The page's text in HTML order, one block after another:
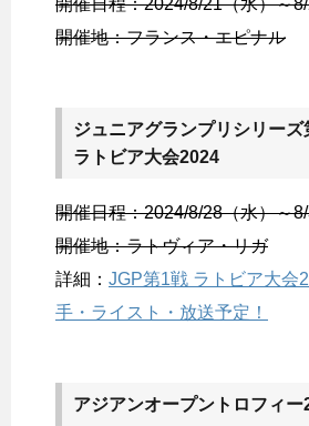
開催日程：2024/8/21（水）～
開催地：フランス・エピナル
ジュニアグランプリシリーズ
ラトビア大会2024
開催日程：2024/8/28（水）～
開催地：ラトヴィア・リガ
詳細： JGP第1戦 ラトビア大会
手・ライスト・放送予定！
アジアンオープントロフィー